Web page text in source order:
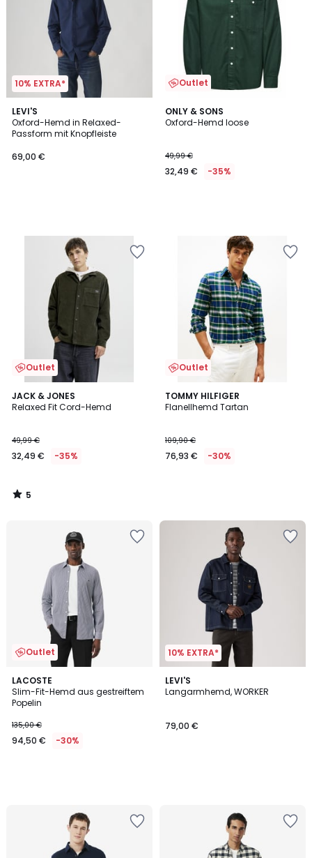
10% EXTRA*
LEVI'S
Oxford-Hemd in Relaxed-
Passform mit Knopfleiste
69,00 €
Outlet
ONLY & SONS
Oxford-Hemd loose
49,99 €
32,49 € -35%
Outlet
JACK & JONES
Relaxed Fit Cord-Hemd
49,99 €
32,49 € -35%
5
/
5
/
Outlet
TOMMY HILFIGER
Flanellhemd Tartan
109,90 €
76,93 € -30%
Outlet
LACOSTE
Slim-Fit-Hemd aus gestreiftem
Popelin
135,00 €
94,50 € -30%
10% EXTRA*
LEVI'S
Langarmhemd, WORKER
79,00 €